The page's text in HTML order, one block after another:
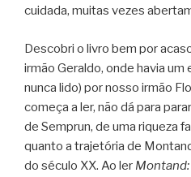
cuidada, muitas vezes
Descobri o livro bem por
irmão Geraldo, onde havia um
nunca lido) por nosso irmão
começa a ler, não dá para
de Semprun, de uma riqueza
quanto a trajetória de
do século XX. Ao ler